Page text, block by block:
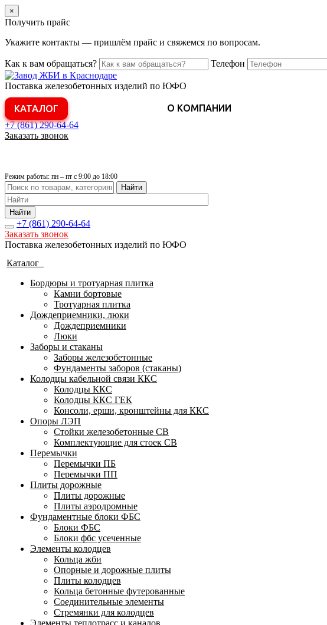
×
Получить прайс
Укажите контакты — пришлём прайс и свяжемся по вопросам.
Как к вам обращаться? Телефон
Поставка железобетонных изделий по ЮФО
КАТАЛОГ О КОМПАНИИ
+7 (861)290-64-64
Заказать звонок
Режим работы: пн – пт с 9:00 до 18:00
Найти
Найти
+7 (861) 290-64-64
Заказать звонок
Поставка железобетонных изделий по ЮФО
Каталог
Бордюры и тротуарная плитка
Камни бортовые
Тротуарная плитка
Дождеприемники, люки
Дождеприемники
Люки
Заборы и стаканы
Заборы железобетонные
Фундаменты заборов (стаканы)
Колодцы кабельной связи ККС
Колодцы ККС
Колодцы ККС ГЕК
Консоли, ерши, кронштейны для ККС
Опоры ЛЭП
Стойки железобетонные СВ
Комплектующие для стоек СВ
Перемычки
Перемычки ПБ
Перемычки ПП
Плиты дорожные
Плиты дорожные
Плиты аэродромные
Фундаментные блоки ФБС
Блоки ФБС
Блоки фбс усеченные
Элементы колодцев
Кольца жби
Опорные и дорожные плиты
Плиты колодцев
Кольца бетонные футерованные
Соединительные элементы
Стремянки для колодцев
Элементы теплотрасс и каналов